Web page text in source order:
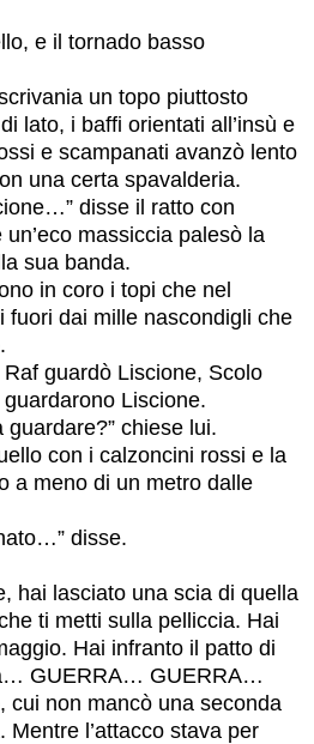
e il tornado basso
un topo piuttosto
lato, i baffi orientati all’insù e
e scampanati avanzò lento
una certa spavalderia.
disse il ratto con
massiccia palesò la
sua banda.
in coro i topi che nel
fuori dai mille nascondigli che
guardò Liscione, Scolo
Liscione.
guardare?” chiese lui.
con i calzoncini rossi e la
a meno di un metro dalle
disse.
hai lasciato una scia di quella
ti metti sulla pelliccia. Hai
Hai infranto il patto di
GUERRA… GUERRA…
cui non mancò una seconda
l’attacco stava per